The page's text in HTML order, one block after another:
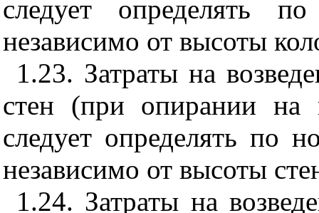
следует определять
независимо от высоты
1.23. Затраты на
стен (при опирании на
следует определять по
независимо от высоты
1.24. Затраты на